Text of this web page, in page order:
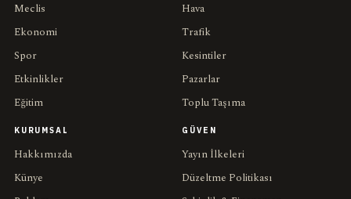
Meclis
Ekonomi
Spor
Etkinlikler
Eğitim
Hava
Trafik
Kesintiler
Pazarlar
Toplu Taşıma
KURUMSAL
Hakkımızda
Künye
GÜVEN
Yayın İlkeleri
Düzeltme Politikası